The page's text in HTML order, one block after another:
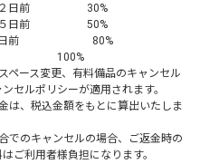
日前 　　　　　30%
日前 　　　　　50%
前 　 　　　　　 80%
　　　　 100%
ペース変更、有料備品のキャンセル
セルポリシーが適用されます。
は、税込金額をもとに算出いたしま
でのキャンセルの場合、ご返金時の
ご利用者様負担になります。